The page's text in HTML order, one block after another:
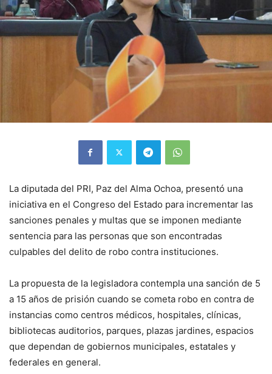
La diputada del PRI, Paz del Alma Ochoa, presentó una
iniciativa en el Congreso del Estado para incrementar las
sanciones penales y multas que se imponen mediante
sentencia para las personas que son encontradas
culpables del delito de robo contra instituciones.
La propuesta de la legisladora contempla una sanción de 5
a 15 años de prisión cuando se cometa robo en contra de
instancias como centros médicos, hospitales, clínicas,
bibliotecas auditorios, parques, plazas jardines, espacios
que dependan de gobiernos municipales, estatales y
federales en general.